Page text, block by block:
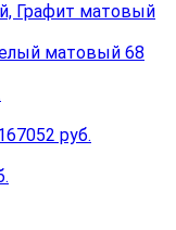
Графит матовый
матовый 68
руб.